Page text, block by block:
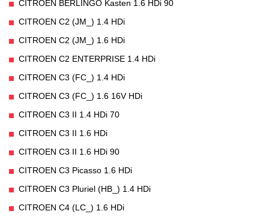
CITROEN BERLINGO Kasten 1.6 HDi 90
CITROEN C2 (JM_) 1.4 HDi
CITROEN C2 (JM_) 1.6 HDi
CITROEN C2 ENTERPRISE 1.4 HDi
CITROEN C3 (FC_) 1.4 HDi
CITROEN C3 (FC_) 1.6 16V HDi
CITROEN C3 II 1.4 HDi 70
CITROEN C3 II 1.6 HDi
CITROEN C3 II 1.6 HDi 90
CITROEN C3 Picasso 1.6 HDi
CITROEN C3 Pluriel (HB_) 1.4 HDi
CITROEN C4 (LC_) 1.6 HDi